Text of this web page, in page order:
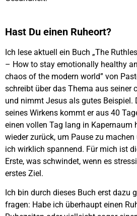
Hast Du einen Ruheort?
Ich lese aktuell ein Buch „The
– How to stay emotionally healthy
chaos of the modern world” von
schreibt über das Thema aus seiner
und nimmt Jesus als gutes Beispiel.
seines Wirkens kommt er aus 40
einen vollen Tag lang in Kapernaum
wieder zurück, um Pause zu
ich wirklich spannend. Für mich ist
Erste, was schwindet, wenn es
erstes Ziel.
Ich bin durch dieses Buch erst dazu
fragen: Habe ich überhaupt einen